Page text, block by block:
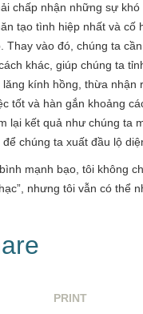
chấp nhận những sự khó
tạo tình hiệp nhất và cố
Thay vào đó, chúng ta
khác, giúp chúng ta
kính hồng, thừa nhận
tốt và hàn gắn khoảng
lại kết quả như chúng ta
chúng ta xuất đầu lộ
mạnh bạo, tôi không
nhưng tôi vẫn có thể
PRINT